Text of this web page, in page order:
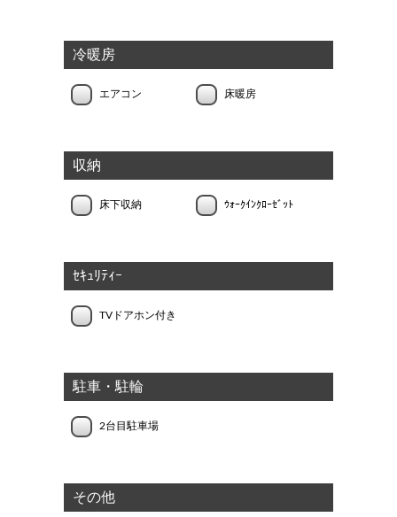
冷暖房
エアコン 床暖房
収納
床下収納 ｳｫｰｸｲﾝｸﾛｰｾﾞｯﾄ
ｾｷｭﾘﾃｨｰ
TVドアホン付き
駐車・駐輪
2台目駐車場
その他